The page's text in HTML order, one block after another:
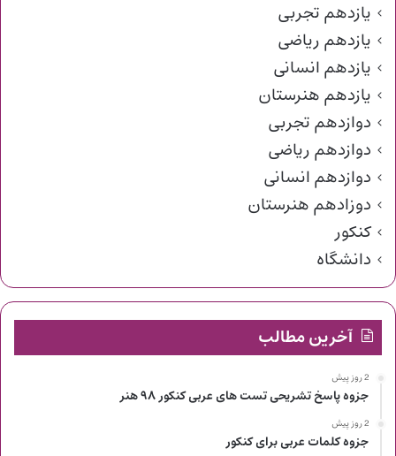
یازدهم تجربی
یازدهم ریاضی
یازدهم انسانی
یازدهم هنرستان
دوازدهم تجربی
دوازدهم ریاضی
دوازدهم انسانی
دوزادهم هنرستان
کنکور
دانشگاه
آخرین مطالب
2 روز پیش
جزوه پاسخ تشریحی تست های عربی کنکور ۹۸ هنر
2 روز پیش
جزوه کلمات عربی برای کنکور